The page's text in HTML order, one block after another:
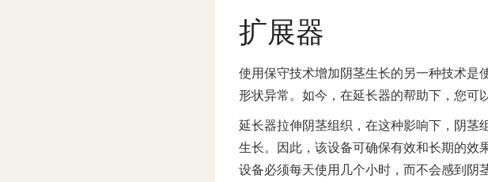
扩展器
使用保守技术增加阴茎生长的另一种技术是
形状异常。如今，在延长器的帮助下，您可
延长器拉伸阴茎组织，在这种影响下，阴茎
生长。因此，该设备可确保有效和长期的效
设备必须每天使用几个小时，而不会感到阴